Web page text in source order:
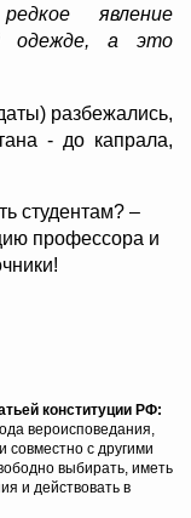
явление
одежде, а это
разбежались,
- до капрала,
студентам? –
профессора и
конституции РФ:
вероисповедания,
совместно с другими
выбирать, иметь
и действовать в